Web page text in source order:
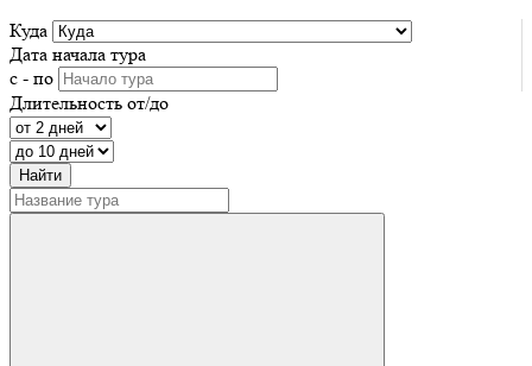
Куда
Дата начала тура
с - по
Длительность от/до